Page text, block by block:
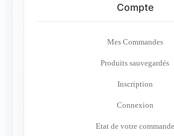
Compte
Mes Commandes
Produits sauvegardés
Inscription
Connexion
Etat de votre commande